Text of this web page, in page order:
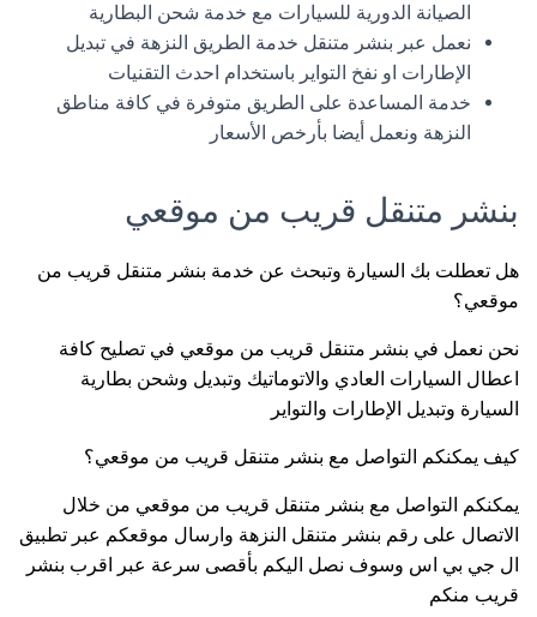
الصيانة الدورية للسيارات مع خدمة شحن البطارية
نعمل عبر بنشر متنقل خدمة الطريق النزهة في تبديل
الإطارات او نفخ التواير باستخدام احدث التقنيات
خدمة المساعدة على الطريق متوفرة في كافة مناطق
النزهة ونعمل أيضا بأرخص الأسعار
بنشر متنقل قريب من موقعي
هل تعطلت بك السيارة وتبحث عن خدمة بنشر متنقل قريب من
موقعي؟
نحن نعمل في بنشر متنقل قريب من موقعي في تصليح كافة
اعطال السيارات العادي والاتوماتيك وتبديل وشحن بطارية
السيارة وتبديل الإطارات والتواير
كيف يمكنكم التواصل مع بنشر متنقل قريب من موقعي؟
يمكنكم التواصل مع بنشر متنقل قريب من موقعي من خلال
الاتصال على رقم بنشر متنقل النزهة وارسال موقعكم عبر تطبيق
ال جي بي اس وسوف نصل اليكم بأقصى سرعة عبر اقرب بنشر
قريب منكم